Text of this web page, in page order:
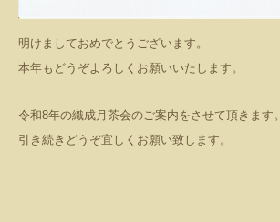
明けましておめでとうございます。
本年もどうぞよろしくお願いいたします。
令和8年の織成月茶会のご案内をさせて頂きます。
引き続きどうぞ宜しくお願い致します。